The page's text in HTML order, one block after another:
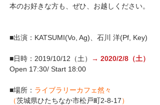
本のお好きな方も、ぜひ、お越しください。
■出演：KATSUMI(Vo, Ag)、石川 洋(Pf, Key)
■日時：2019/10/12（土）
→ 2020/2/8（土）
Open 17:30/ Start 18:00
■場所： ライブラリーカフェ然々
（茨城県ひたちなか市松戸町2-8-17）